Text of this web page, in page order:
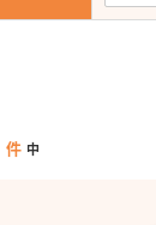
件 中